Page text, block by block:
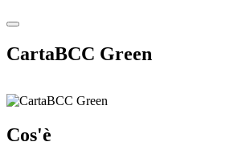
CartaBCC Green
Cos'è